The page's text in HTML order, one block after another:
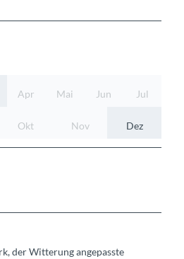
Apr Mai Jun Jul
Okt Nov Dez
der Witterung angepasste